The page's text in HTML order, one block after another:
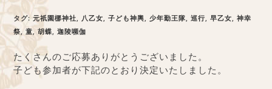
タグ:元祇園梛神社, 八乙女, 子ども神輿, 少年勤王隊, 巡行, 早乙女, 神幸
祭, 童, 胡蝶, 迦陵嚬伽
たくさんのご応募ありがとうございました。
子ども参加者が下記のとおり決定いたしました。